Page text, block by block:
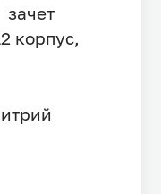
корпус,